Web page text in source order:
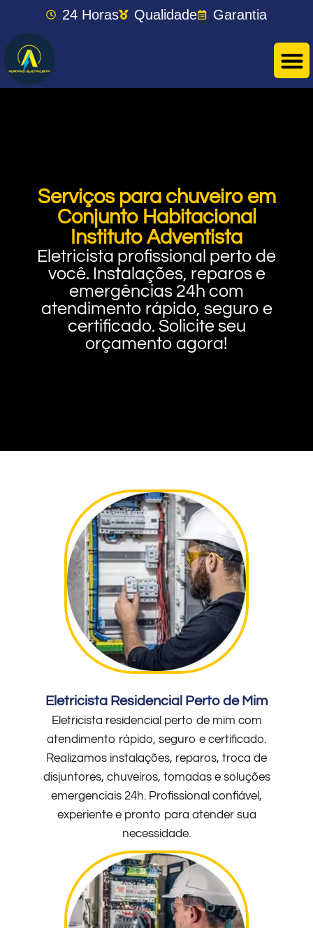
24 Horas Qualidade Garantia
Serviços para chuveiro em
Conjunto Habitacional
Instituto Adventista
Eletricista profissional perto de
você. Instalações, reparos e
emergências 24h com
atendimento rápido, seguro e
certificado. Solicite seu
orçamento agora!
Eletricista Residencial Perto de Mim
Eletricista residencial perto de mim com
atendimento rápido, seguro e certificado.
Realizamos instalações, reparos, troca de
disjuntores, chuveiros, tomadas e soluções
emergenciais 24h. Profissional confiável,
experiente e pronto para atender sua
necessidade.